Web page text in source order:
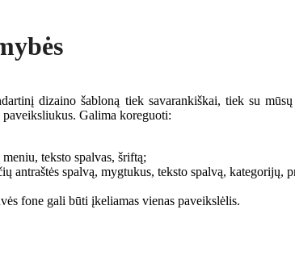
dizaino šabloną tiek savarankiškai, tiek su
Galima koreguoti:
teksto spalvas, šriftą;
antraštės spalvą, mygtukus, teksto spalvą, kategorijų,
fone gali būti įkeliamas vienas paveikslėlis.